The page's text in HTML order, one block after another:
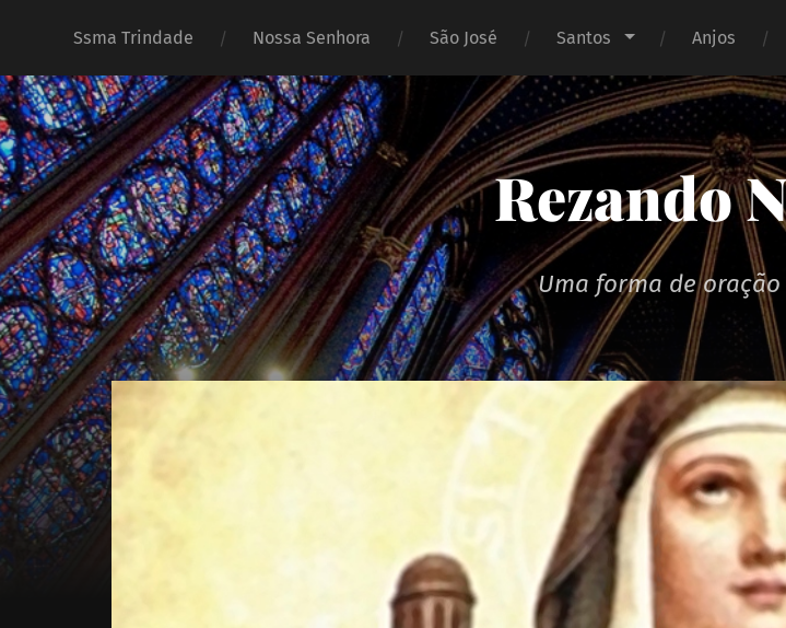
Ssma Trindade Nossa Senhora São José Santos Anjos
Rezando
Uma forma de